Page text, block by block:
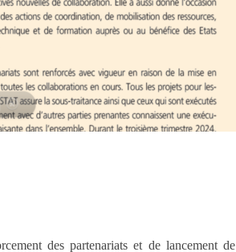
des partenariats et de lancement de